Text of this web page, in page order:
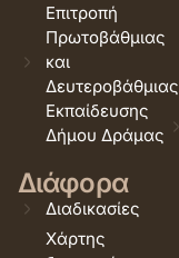
Επιτροπή
Πρωτοβάθμιας
και
Δευτεροβάθμιας
Εκπαίδευσης
Δήμου Δράμας
Διάφορα
Διαδικασίες
Χάρτης